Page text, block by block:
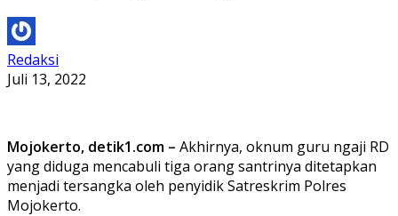
Redaksi
Juli 13, 2022
Mojokerto, detik1.com – Akhirnya, oknum guru ngaji RD
yang diduga mencabuli tiga orang santrinya ditetapkan
menjadi tersangka oleh penyidik Satreskrim Polres
Mojokerto.